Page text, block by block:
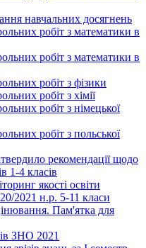
навчальних досягнень
робіт з математики в
робіт з математики в
робіт з фізики
робіт з хімії
робіт з німецької
робіт з польської
рекомендації щодо
1-4 класів
якості освіти
2021 н.р. 5-11 класи
Пам'ятка для
ЗНО 2021